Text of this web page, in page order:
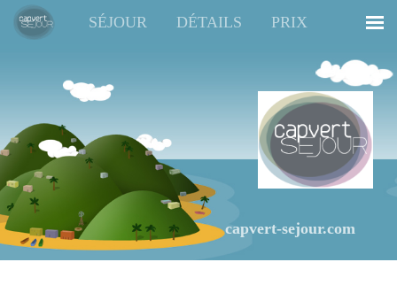
capvert-sejour.com
SÉJOUR DÉTAILS PRIX